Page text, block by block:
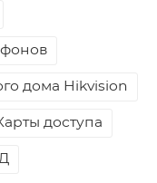
дома Hikvision
доступа